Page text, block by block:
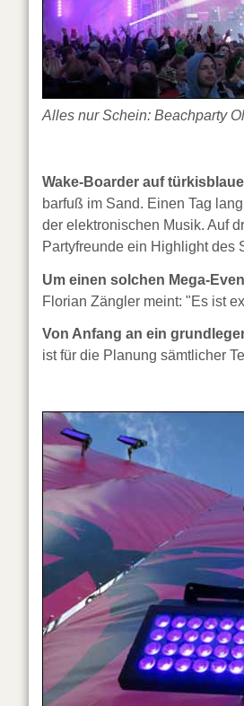
Alles nur Schein: Beachparty
Wake-Boarder auf
barfuß im Sand. Einen Tag
der elektronischen Musik. Auf
Partyfreunde ein Highlight des
Um einen solchen Mega-
Florian Zängler meint: "Es ist
Von Anfang an ein
ist für die Planung sämtlicher